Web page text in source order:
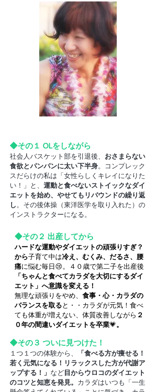
◆その１ OLをしながら
社会人バスケット部を引退後、 おさまらない
食欲とパンパンに太い下半身。コンプレック
スだらけの私は「女性らしくキレイになりた
い！」と、 運動と食べないストイックなダイ
エットを始め、やせてもリバウンドの繰り返
し。その後体操（東洋医学を取り入れた）の
インストラクターになる。
◆その２ 出産してから
ハードな運動やダイエットの頑張りすぎ？
から子育て中は冷え、むくみ、だるさ、腰
痛に悩む毎日😢。４０歳で第二子を出産後
「ちゃんと食べてカラダを大切にするダイ
エット」へ意識を変える！
無理な頑張りをやめ、 食事・心・カラダの
バランスを取ると・・カラダが元気！食べ
ても体重が増えない、体質改善しながら ２
０年の間違いダイエットを卒業💗。
◆その３ ついに見つけた！
１つ１つの体験から、
「食べる方が痩せる！
若く元気になる！リラックスした方が代謝ア
ップする！」 など目からウロコのダイエット
のコツと知恵を発見。 カラダはいつも「一生